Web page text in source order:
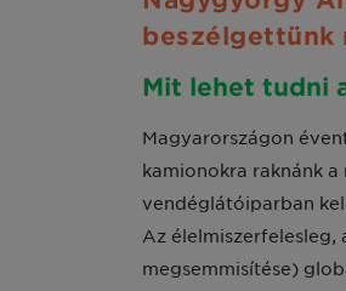
beszélgettünk
Mit lehet tudni
Magyarországon
kamionokra raknánk
vendéglátóiparban
Az élelmiszerfelesleg,
megsemmisítése)